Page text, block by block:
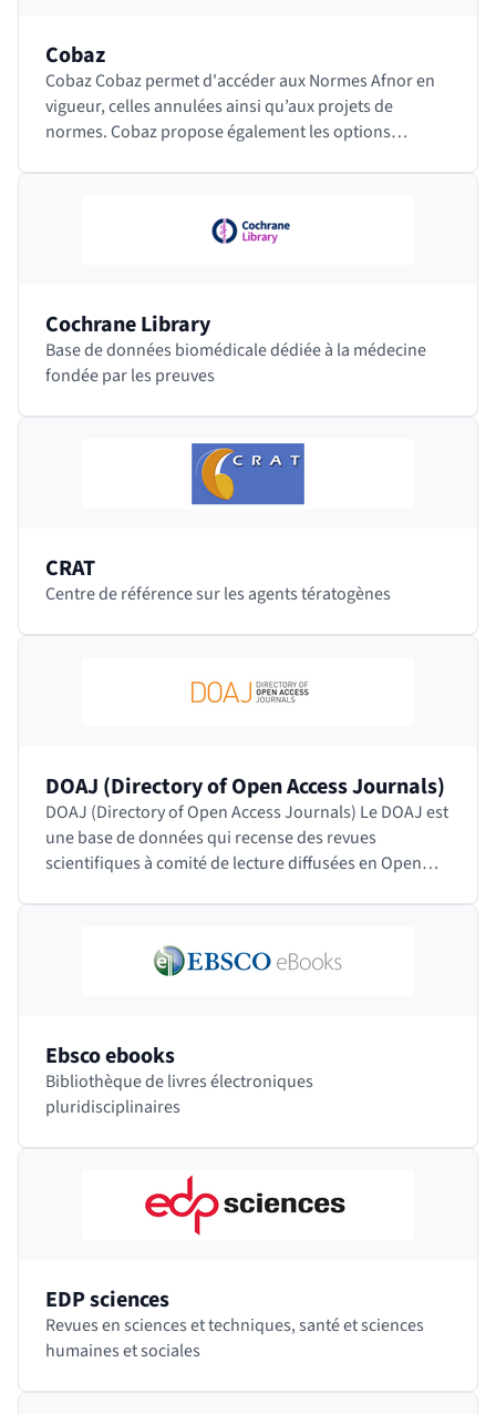
Cobaz
Cobaz Cobaz permet d'accéder aux Normes Afnor en
vigueur, celles annulées ainsi qu’aux projets de
normes. Cobaz propose également les options
Cochrane Library
Base de données biomédicale dédiée à la médecine
fondée par les preuves
CRAT
Centre de référence sur les agents tératogènes
DOAJ (Directory of Open Access Journals)
DOAJ (Directory of Open Access Journals) Le DOAJ est
une base de données qui recense des revues
scientifiques à comité de lecture diffusées en Open
Ebsco ebooks
Bibliothèque de livres électroniques
pluridisciplinaires
EDP sciences
Revues en sciences et techniques, santé et sciences
humaines et sociales